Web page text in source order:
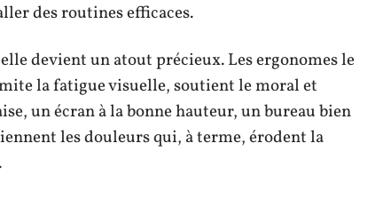
des routines efficaces.
devient un atout précieux. Les ergonomes le
la fatigue visuelle, soutient le moral et
un écran à la bonne hauteur, un bureau bien
les douleurs qui, à terme, érodent la